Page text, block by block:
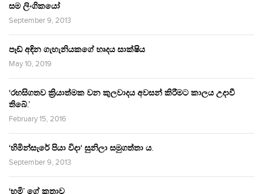
සම ලිංගිකයෝ
September 9, 2013
පෑඩ් අඳින ගැහැනියකගේ හෘදය සාක්ෂිය
May 10, 2019
‘රහසිගතව ක්‍රියාත්මක වන කුලවාදය අවසන් කිරීමට කාලය උදාවී
තිබේ.’
February 15, 2016
‘හිමින්සැරේ පියා විදා‘ සුනිලා සමුගත්තා ය.
September 9, 2013
‘භූමි’ ගේ කතාව